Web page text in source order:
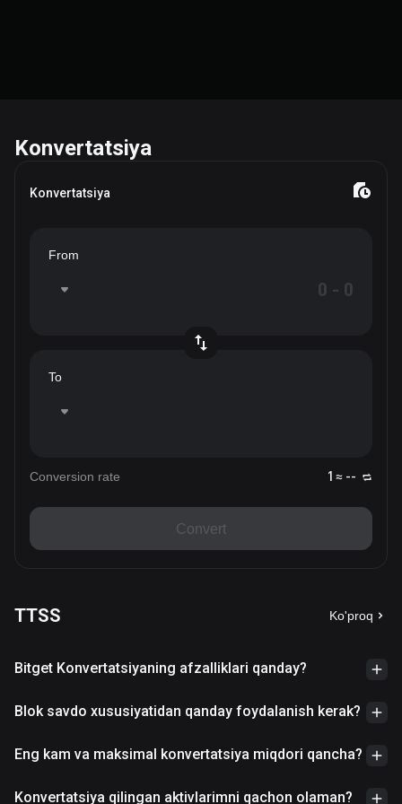
Konvertatsiya
Konvertatsiya
From
To
Conversion rate 1 ≈ --
Convert
TTSS Ko'proq
Bitget Konvertatsiyaning afzalliklari qanday?
Blok savdo xususiyatidan qanday foydalanish kerak?
Eng kam va maksimal konvertatsiya miqdori qancha?
Konvertatsiya qilingan aktivlarimni qachon olaman?